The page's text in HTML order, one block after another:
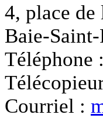
4, place de
Baie-
Téléphone
Courriel :